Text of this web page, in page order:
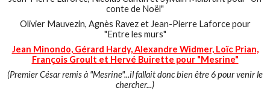
conte de Noël"
Olivier Mauvezin, Agnès Ravez et Jean-Pierre Laforce pour
"Entre les murs"
Jean Minondo, Gérard Hardy, Alexandre Widmer, Loïc Prian,
François Groult et Hervé Buirette pour "Mesrine"
(Premier César remis à "Mesrine"...il fallait donc bien être 6 pour venir le
chercher...)